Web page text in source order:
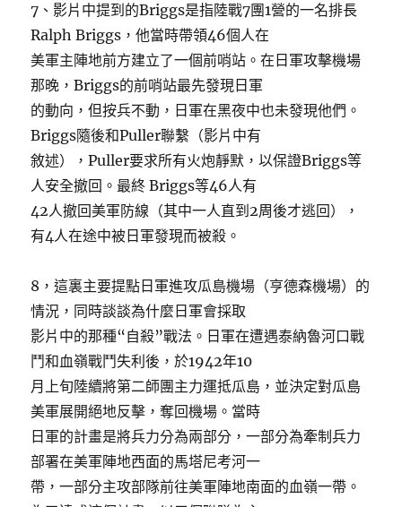
7、影片中提到的Briggs是指陸戰7團1營的一名排長
Ralph Briggs，他當時帶領46個人在
美軍主陣地前方建立了一個前哨站。在日軍攻擊機場
那晚，Briggs的前哨站最先發現日軍
的動向，但按兵不動，日軍在黑夜中也未發現他們。
Briggs隨後和Puller聯繫（影片中有
敘述），Puller要求所有火炮靜默，以保證Briggs等
人安全撤回。最終 Briggs等46人有
42人撤回美軍防線（其中一人直到2周後才逃回），
有4人在途中被日軍發現而被殺。
8，這裏主要提點日軍進攻瓜島機場（亨德森機場）的
情況，同時談談為什麼日軍會採取
影片中的那種“自殺”戰法。日軍在遭遇泰納魯河口戰
鬥和血嶺戰鬥失利後，於1942年10
月上旬陸續將第二師團主力運抵瓜島，並決定對瓜島
美軍展開絕地反擊，奪回機場。當時
日軍的計畫是將兵力分為兩部分，一部分為牽制兵力
部署在美軍陣地西面的馬塔尼考河一
帶，一部分主攻部隊前往美軍陣地南面的血嶺一帶。